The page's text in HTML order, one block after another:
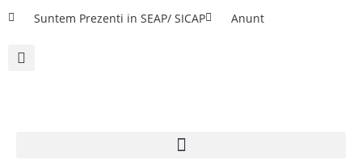
Suntem Prezenti in SEAP/ SICAP Anunt